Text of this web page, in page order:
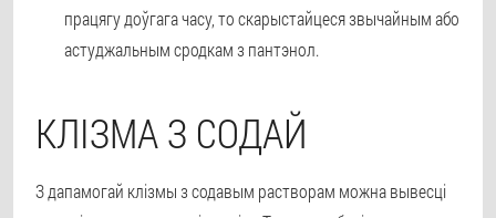
працягу доўгага часу, то скарыстайцеся звычайным або
астуджальным сродкам з пантэнол.
КЛІЗМА З СОДАЙ
З дапамогай клізмы з содавым растворам можна вывесці